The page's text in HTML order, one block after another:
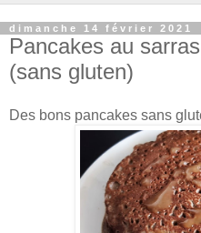
dimanche 14 février 2021
Pancakes au
(sans gluten)
Des bons pancakes sans